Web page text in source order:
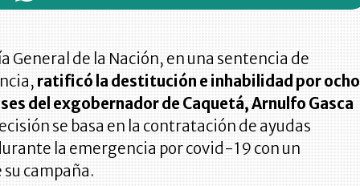
General de la Nación, en una sentencia de
ratificó la destitución e inhabilidad por ocho
del exgobernador de Caquetá, Arnulfo Gasca
se basa en la contratación de ayudas
la emergencia por covid-19 con un
campaña.